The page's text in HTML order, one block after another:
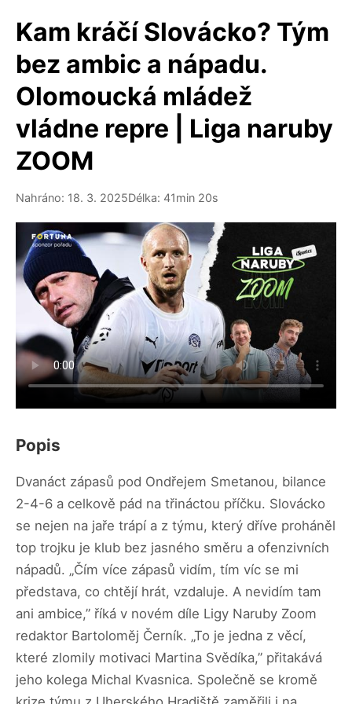
Kam kráčí Slovácko? Tým
bez ambic a nápadu.
Olomoucká mládež
vládne repre | Liga naruby
ZOOM
Nahráno: 18. 3. 2025Délka: 41min 20s
Popis
Dvanáct zápasů pod Ondřejem Smetanou, bilance
2-4-6 a celkově pád na třináctou příčku. Slovácko
se nejen na jaře trápí a z týmu, který dříve proháněl
top trojku je klub bez jasného směru a ofenzivních
nápadů. „Čím více zápasů vidím, tím víc se mi
představa, co chtějí hrát, vzdaluje. A nevidím tam
ani ambice,” říká v novém díle Ligy Naruby Zoom
redaktor Bartoloměj Černík. „To je jedna z věcí,
které zlomily motivaci Martina Svědíka,” přitakává
jeho kolega Michal Kvasnica. Společně se kromě